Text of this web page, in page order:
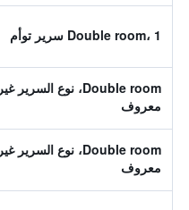
Double room، 1 سرير توأم
Double room، نوع السرير غير
معروف
Double room، نوع السرير غير
معروف